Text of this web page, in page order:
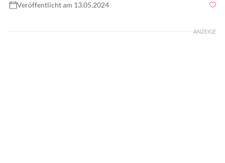
Veröffentlicht am 13.05.2024
ANZEIGE